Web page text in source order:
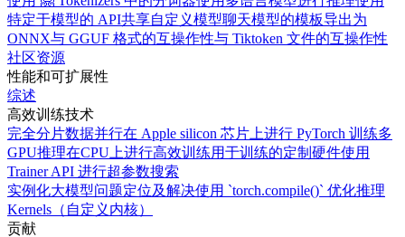
特定于模型的 API共享自定义模型聊天模型的模板导出为
ONNX与 GGUF 格式的互操作性与 Tiktoken 文件的互操作性
社区资源
性能和可扩展性
综述
高效训练技术
完全分片数据并行在 Apple silicon 芯片上进行 PyTorch 训练多
GPU推理在CPU上进行高效训练用于训练的定制硬件使用
Trainer API 进行超参数搜索
实例化大模型问题定位及解决使用 `torch.compile()` 优化推理
Kernels（自定义内核）
贡献